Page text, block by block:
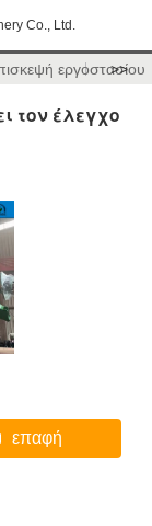
Co., Ltd.
εργοστασίου
>>
τον έλεγχο
επαφή